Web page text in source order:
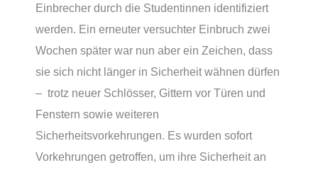
Einbrecher durch die Studentinnen identifiziert
werden. Ein erneuter versuchter Einbruch zwei
Wochen später war nun aber ein Zeichen, dass
sie sich nicht länger in Sicherheit wähnen dürfen
– trotz neuer Schlösser, Gittern vor Türen und
Fenstern sowie weiteren
Sicherheitsvorkehrungen. Es wurden sofort
Vorkehrungen getroffen, um ihre Sicherheit an